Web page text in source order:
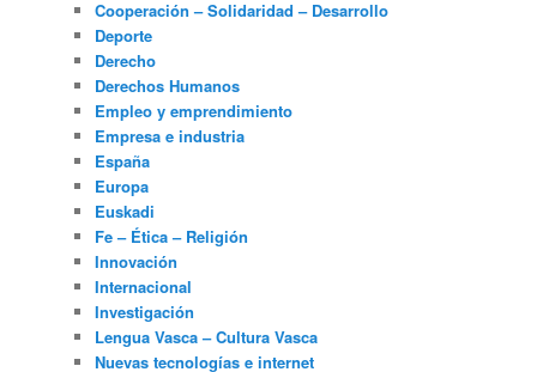
Cooperación – Solidaridad – Desarrollo
Deporte
Derecho
Derechos Humanos
Empleo y emprendimiento
Empresa e industria
España
Europa
Euskadi
Fe – Ética – Religión
Innovación
Internacional
Investigación
Lengua Vasca – Cultura Vasca
Nuevas tecnologías e internet